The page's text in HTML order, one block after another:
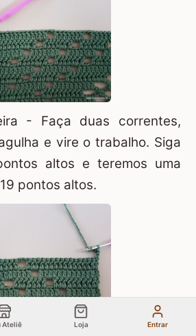
- Faça duas correntes,
e vire o trabalho. Siga
altos e teremos uma
pontos altos.
Ateliê Loja Entrar